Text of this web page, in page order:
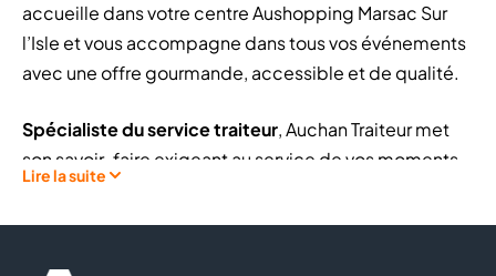
accueille dans votre centre Aushopping Marsac Sur
l’Isle et vous accompagne dans tous vos événements
avec une offre gourmande, accessible et de qualité.
Spécialiste du service traiteur, Auchan Traiteur met
son savoir‑faire exigeant au service de vos moments
importants. Avec
disponibles toute l’année, l’enseigne propose des
Lire la suite